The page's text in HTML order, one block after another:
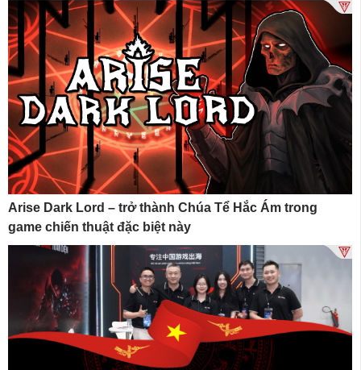
Arise Dark Lord – trở thành Chúa Tể Hắc Ám trong
game chiến thuật đặc biệt này